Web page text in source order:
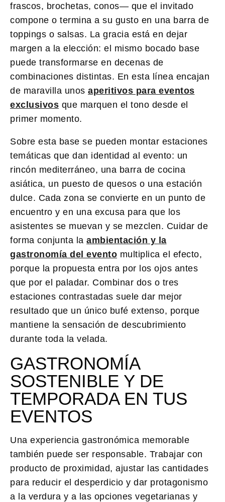
frascos, brochetas, conos— que el invitado
compone o termina a su gusto en una barra de
toppings o salsas. La gracia está en dejar
margen a la elección: el mismo bocado base
puede transformarse en decenas de
combinaciones distintas. En esta línea encajan
de maravilla unos aperitivos para eventos
exclusivos que marquen el tono desde el
primer momento.
Sobre esta base se pueden montar estaciones
temáticas que dan identidad al evento: un
rincón mediterráneo, una barra de cocina
asiática, un puesto de quesos o una estación
dulce. Cada zona se convierte en un punto de
encuentro y en una excusa para que los
asistentes se muevan y se mezclen. Cuidar de
forma conjunta la ambientación y la
gastronomía del evento multiplica el efecto,
porque la propuesta entra por los ojos antes
que por el paladar. Combinar dos o tres
estaciones contrastadas suele dar mejor
resultado que un único bufé extenso, porque
mantiene la sensación de descubrimiento
durante toda la velada.
GASTRONOMÍA
SOSTENIBLE Y DE
TEMPORADA EN TUS
EVENTOS
Una experiencia gastronómica memorable
también puede ser responsable. Trabajar con
producto de proximidad, ajustar las cantidades
para reducir el desperdicio y dar protagonismo
a la verdura y a las opciones vegetarianas y